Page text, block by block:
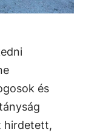
és
hirdetett,